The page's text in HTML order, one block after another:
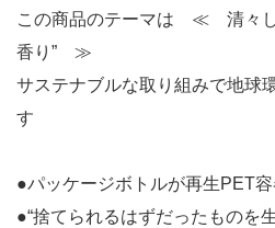
この商品のテーマは ≪ 清々し
香り” ≫
サステナブルな取り組みで地球
す
●パッケージボトルが再生PET容
●“捨てられるはずだったものを